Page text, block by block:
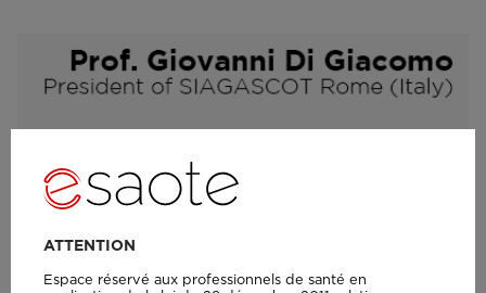
ATTENTION
Espace réservé aux professionnels de santé en